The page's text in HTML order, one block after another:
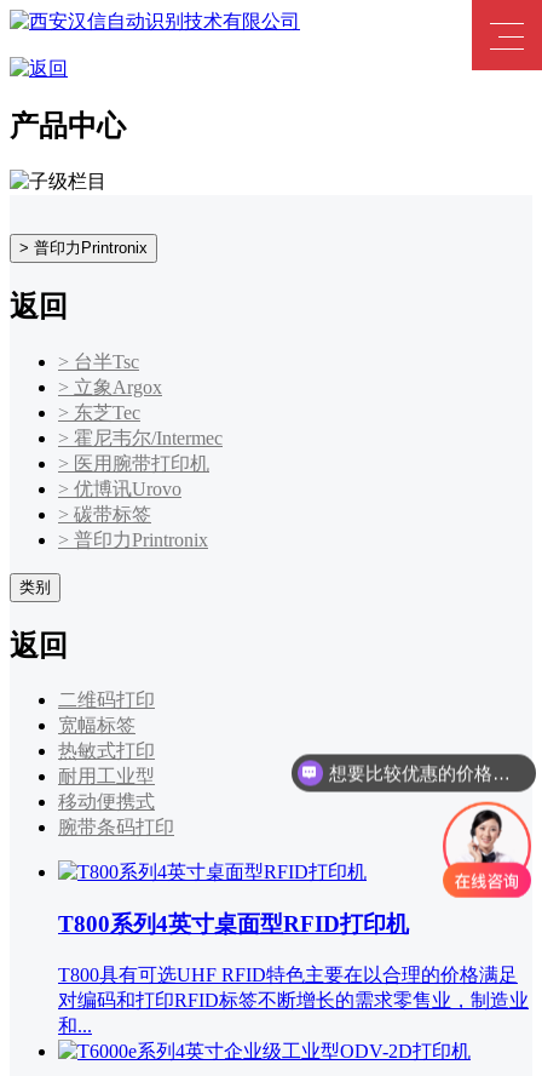
产品中心
> 普印力Printronix
返回
> 台半Tsc
> 立象Argox
> 东芝Tec
> 霍尼韦尔/Intermec
> 医用腕带打印机
> 优博讯Urovo
> 碳带标签
> 普印力Printronix
类别
返回
二维码打印
宽幅标签
热敏式打印
耐用工业型
移动便携式
腕带条码打印
T800系列4英寸桌面型RFID打印机
T800具有可选UHF RFID特色主要在以合理的价格满足
对编码和打印RFID标签不断增长的需求零售业，制造业
和...
想要比较优惠的价格，有数量要求吗？